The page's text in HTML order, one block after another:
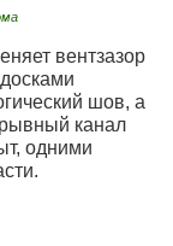
вентзазор
шов, а
канал
одними